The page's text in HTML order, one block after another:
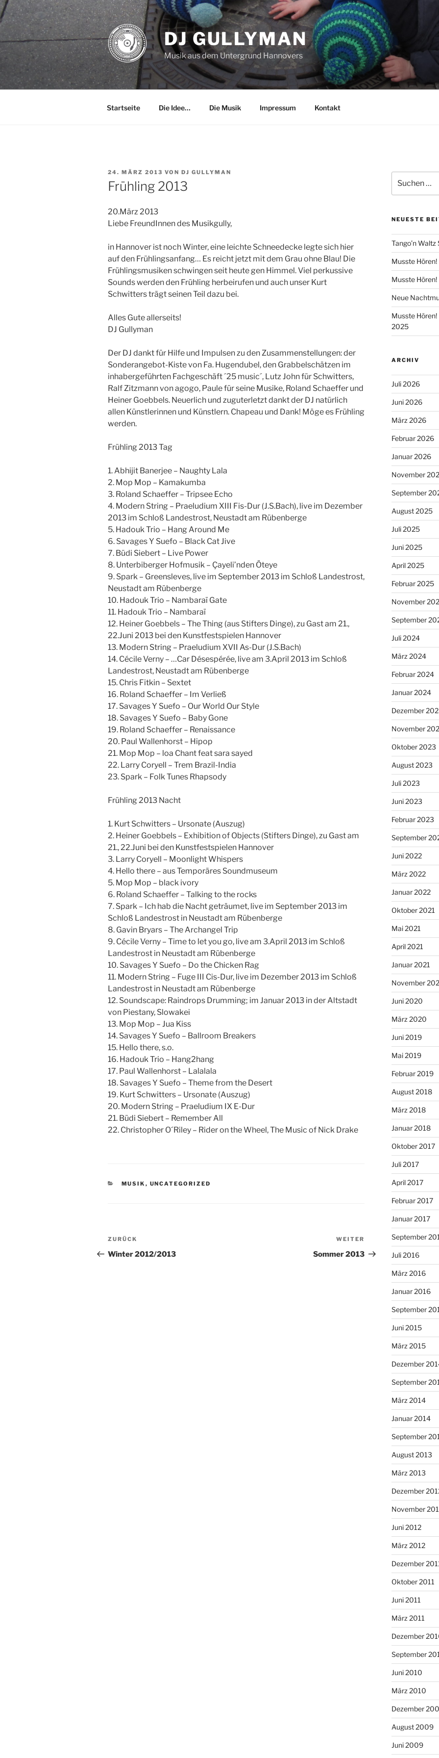
Zum
Inhalt
springen
DJ GULLYMAN
Musik aus dem Untergrund Hannovers
Startseite Die Idee… Die Musik Impressum Kontakt
VERÖFFENTLICHT
AM
24. MÄRZ 2013 VON DJ GULLYMAN
Frühling 2013
20.März 2013
Liebe FreundInnen des Musikgully,
in Hannover ist noch Winter, eine leichte Schneedecke legte sich hier
auf den Frühlingsanfang… Es reicht jetzt mit dem Grau ohne Blau! Die
Frühlingsmusiken schwingen seit heute gen Himmel. Viel perkussive
Sounds werden den Frühling herbeirufen und auch unser Kurt
Schwitters trägt seinen Teil dazu bei.
Alles Gute allerseits!
DJ Gullyman
Der DJ dankt für Hilfe und Impulsen zu den Zusammenstellungen: der
Sonderangebot-Kiste von Fa. Hugendubel, den Grabbelschätzen im
inhabergeführten Fachgeschäft ´25 music´, Lutz John für Schwitters,
Ralf Zitzmann von agogo, Paule für seine Musike, Roland Schaeffer und
Heiner Goebbels. Neuerlich und zuguterletzt dankt der DJ natürlich
allen Künstlerinnen und Künstlern. Chapeau und Dank! Möge es Frühling
werden.
Frühling 2013 Tag
1. Abhijit Banerjee – Naughty Lala
2. Mop Mop – Kamakumba
3. Roland Schaeffer – Tripsee Echo
4. Modern String – Praeludium XIII Fis-Dur (J.S.Bach), live im Dezember
2013 im Schloß Landestrost, Neustadt am Rübenberge
5. Hadouk Trio – Hang Around Me
6. Savages Y Suefo – Black Cat Jive
7. Büdi Siebert – Live Power
8. Unterbiberger Hofmusik – Çayeli’nden Öteye
9. Spark – Greensleves, live im September 2013 im Schloß Landestrost,
Neustadt am Rübenberge
10. Hadouk Trio – Nambaraï Gate
11. Hadouk Trio – Nambaraï
12. Heiner Goebbels – The Thing (aus Stifters Dinge), zu Gast am 21.,
22.Juni 2013 bei den Kunstfestspielen Hannover
13. Modern String – Praeludium XVII As-Dur (J.S.Bach)
14. Cécile Verny – …Car Désespérée, live am 3.April 2013 im Schloß
Landestrost, Neustadt am Rübenberge
15. Chris Fitkin – Sextet
16. Roland Schaeffer – Im Verließ
17. Savages Y Suefo – Our World Our Style
18. Savages Y Suefo – Baby Gone
19. Roland Schaeffer – Renaissance
20. Paul Wallenhorst – Hipop
21. Mop Mop – loa Chant feat sara sayed
22. Larry Coryell – Trem Brazil-India
23. Spark – Folk Tunes Rhapsody
Frühling 2013 Nacht
1. Kurt Schwitters – Ursonate (Auszug)
2. Heiner Goebbels – Exhibition of Objects (Stifters Dinge), zu Gast am
21., 22.Juni bei den Kunstfestspielen Hannover
3. Larry Coryell – Moonlight Whispers
4. Hello there – aus Temporäres Soundmuseum
5. Mop Mop – black ivory
6. Roland Schaeffer – Talking to the rocks
7. Spark – Ich hab die Nacht geträumet, live im September 2013 im
Schloß Landestrost in Neustadt am Rübenberge
8. Gavin Bryars – The Archangel Trip
9. Cécile Verny – Time to let you go, live am 3.April 2013 im Schloß
Landestrost in Neustadt am Rübenberge
10. Savages Y Suefo – Do the Chicken Rag
11. Modern String – Fuge III Cis-Dur, live im Dezember 2013 im Schloß
Landestrost in Neustadt am Rübenberge
12. Soundscape: Raindrops Drumming; im Januar 2013 in der Altstadt
von Piestany, Slowakei
13. Mop Mop – Jua Kiss
14. Savages Y Suefo – Ballroom Breakers
15. Hello there, s.o.
16. Hadouk Trio – Hang2hang
17. Paul Wallenhorst – Lalalala
18. Savages Y Suefo – Theme from the Desert
19. Kurt Schwitters – Ursonate (Auszug)
20. Modern String – Praeludium IX E-Dur
21. Büdi Siebert – Remember All
22. Christopher O´Riley – Rider on the Wheel, The Music of Nick Drake
KATEGORIEN
MUSIK , UNCATEGORIZED
Beitragsnavigation
Vorheriger
Beitrag
ZURÜCK
Winter 2012/2013
Nächster
Beitrag
WEITER
Sommer 2013
nach:
NEUESTE
Tango’n
Musste
Musste
Neue
Musste
2025
ARCHIV
Juli 2026
Juni 2026
März 2026
Februar 2026
Januar 2026
November
September
August 2025
Juli 2025
Juni 2025
April 2025
Februar 2025
November
September
Juli 2024
März 2024
Februar 2024
Januar 2024
Dezember
November
Oktober 2023
August 2023
Juli 2023
Juni 2023
Februar 2023
September
Juni 2022
März 2022
Januar 2022
Oktober 2021
Mai 2021
April 2021
Januar 2021
November
Juni 2020
März 2020
Juni 2019
Mai 2019
Februar 2019
August 2018
März 2018
Januar 2018
Oktober 2017
Juli 2017
April 2017
Februar 2017
Januar 2017
September
Juli 2016
März 2016
Januar 2016
September
Juni 2015
März 2015
Dezember
September
März 2014
Januar 2014
September
August 2013
März 2013
Dezember
November
Juni 2012
März 2012
Dezember
Oktober 2011
Juni 2011
März 2011
Dezember
September
Juni 2010
März 2010
Dezember
August 2009
Juni 2009